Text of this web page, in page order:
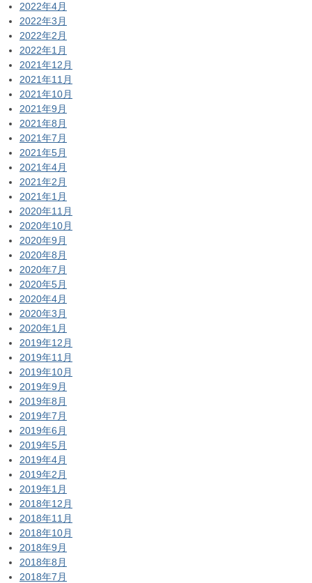
2022年4月
2022年3月
2022年2月
2022年1月
2021年12月
2021年11月
2021年10月
2021年9月
2021年8月
2021年7月
2021年5月
2021年4月
2021年2月
2021年1月
2020年11月
2020年10月
2020年9月
2020年8月
2020年7月
2020年5月
2020年4月
2020年3月
2020年1月
2019年12月
2019年11月
2019年10月
2019年9月
2019年8月
2019年7月
2019年6月
2019年5月
2019年4月
2019年2月
2019年1月
2018年12月
2018年11月
2018年10月
2018年9月
2018年8月
2018年7月